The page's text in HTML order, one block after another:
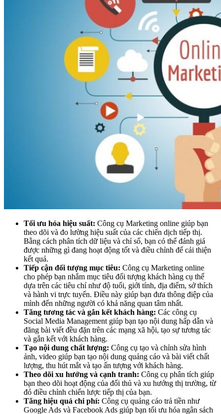
Tối ưu hóa hiệu suất: Công cụ Marketing online giúp bạn
theo dõi và đo lường hiệu suất của các chiến dịch tiếp thị.
Bằng cách phân tích dữ liệu và chỉ số, bạn có thể đánh giá
được những gì đang hoạt động tốt và điều chỉnh để cải thiện
kết quả.
Tiếp cận đối tượng mục tiêu: Công cụ Marketing online
cho phép bạn nhắm mục tiêu đối tượng khách hàng cụ thể
dựa trên các tiêu chí như độ tuổi, giới tính, địa điểm, sở thích
và hành vi trực tuyến. Điều này giúp bạn đưa thông điệp của
mình đến những người có khả năng quan tâm nhất.
Tăng tương tác và gắn kết khách hàng: Các công cụ
Social Media Management giúp bạn tạo nội dung hấp dẫn và
đăng bài viết đều đặn trên các mạng xã hội, tạo sự tương tác
và gắn kết với khách hàng.
Tạo nội dung chất lượng: Công cụ tạo và chỉnh sửa hình
ảnh, video giúp bạn tạo nội dung quảng cáo và bài viết chất
lượng, thu hút mắt và tạo ấn tượng với khách hàng.
Theo dõi xu hướng và cạnh tranh: Công cụ phân tích giúp
bạn theo dõi hoạt động của đối thủ và xu hướng thị trường, từ
đó điều chỉnh chiến lược tiếp thị của bạn.
Tăng hiệu quả chi phí: Công cụ quảng cáo trả tiền như
Google Ads và Facebook Ads giúp bạn tối ưu hóa ngân sách